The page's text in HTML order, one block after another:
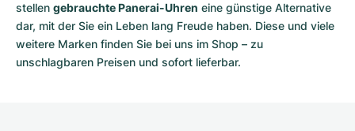
stellen gebrauchte Panerai-Uhren eine günstige Alternative
dar, mit der Sie ein Leben lang Freude haben. Diese und viele
weitere Marken finden Sie bei uns im Shop – zu
unschlagbaren Preisen und sofort lieferbar.